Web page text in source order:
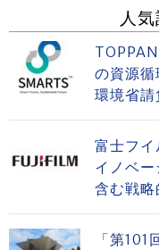
人
の資源
環境省請
富士フ
イノベ
含む戦
「第